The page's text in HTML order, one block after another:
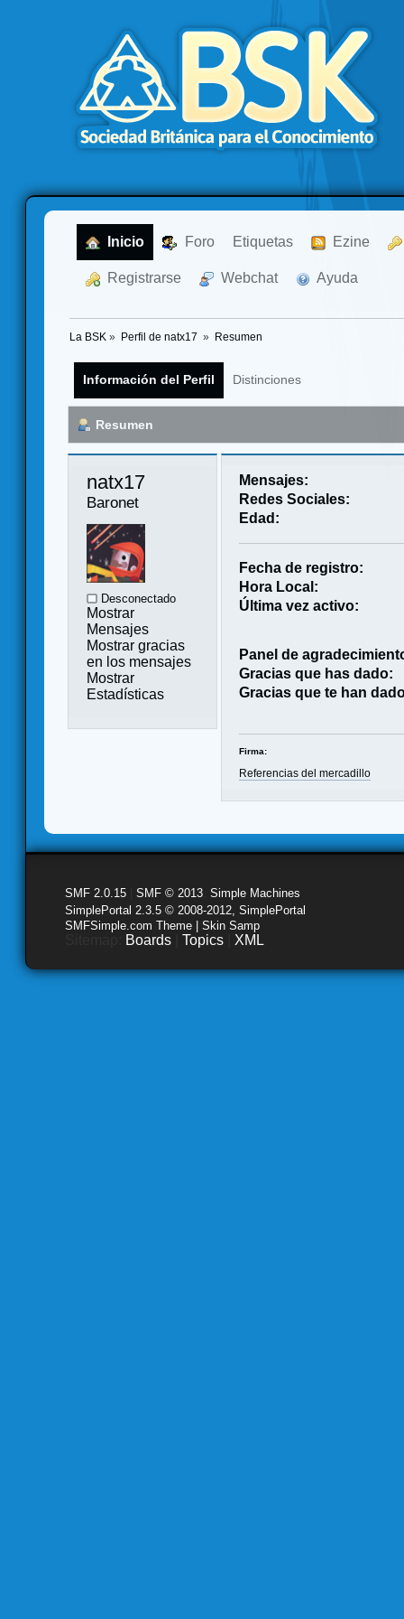
Inicio Foro Etiquetas Ezine
Registrarse Webchat Ayuda
La BSK » Perfil de natx17 » Resumen
Información del Perfil Distinciones
Resumen
natx17
Baronet
Desconectado
Mostrar
Mensajes
Mostrar gracias
en los mensajes
Mostrar
Estadísticas
Mensajes:
Redes Sociales:
Edad:
Fecha de registro:
Hora Local:
Última vez activo:
Panel de
Gracias que has dado:
Gracias que te han
Firma:
Referencias del mercadillo
SMF 2.0.15 SMF © 2013 Simple Machines
SimplePortal 2.3.5 © 2008-2012, SimplePortal
SMFSimple.com Theme | Skin Samp
Boards Topics XML